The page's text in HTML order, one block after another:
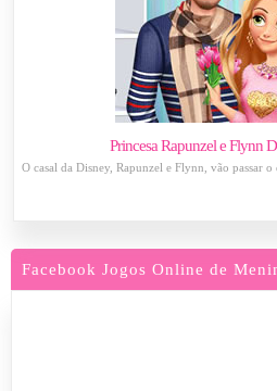
Princesa Rapunzel e Flynn
O casal da Disney, Rapunzel e Flynn, vão passar o
Facebook Jogos Online de